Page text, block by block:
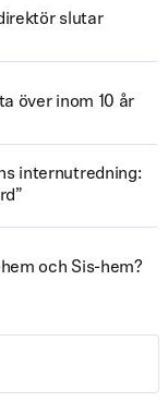
slutar
över inom 10 år
internutredning:
och Sis-hem?